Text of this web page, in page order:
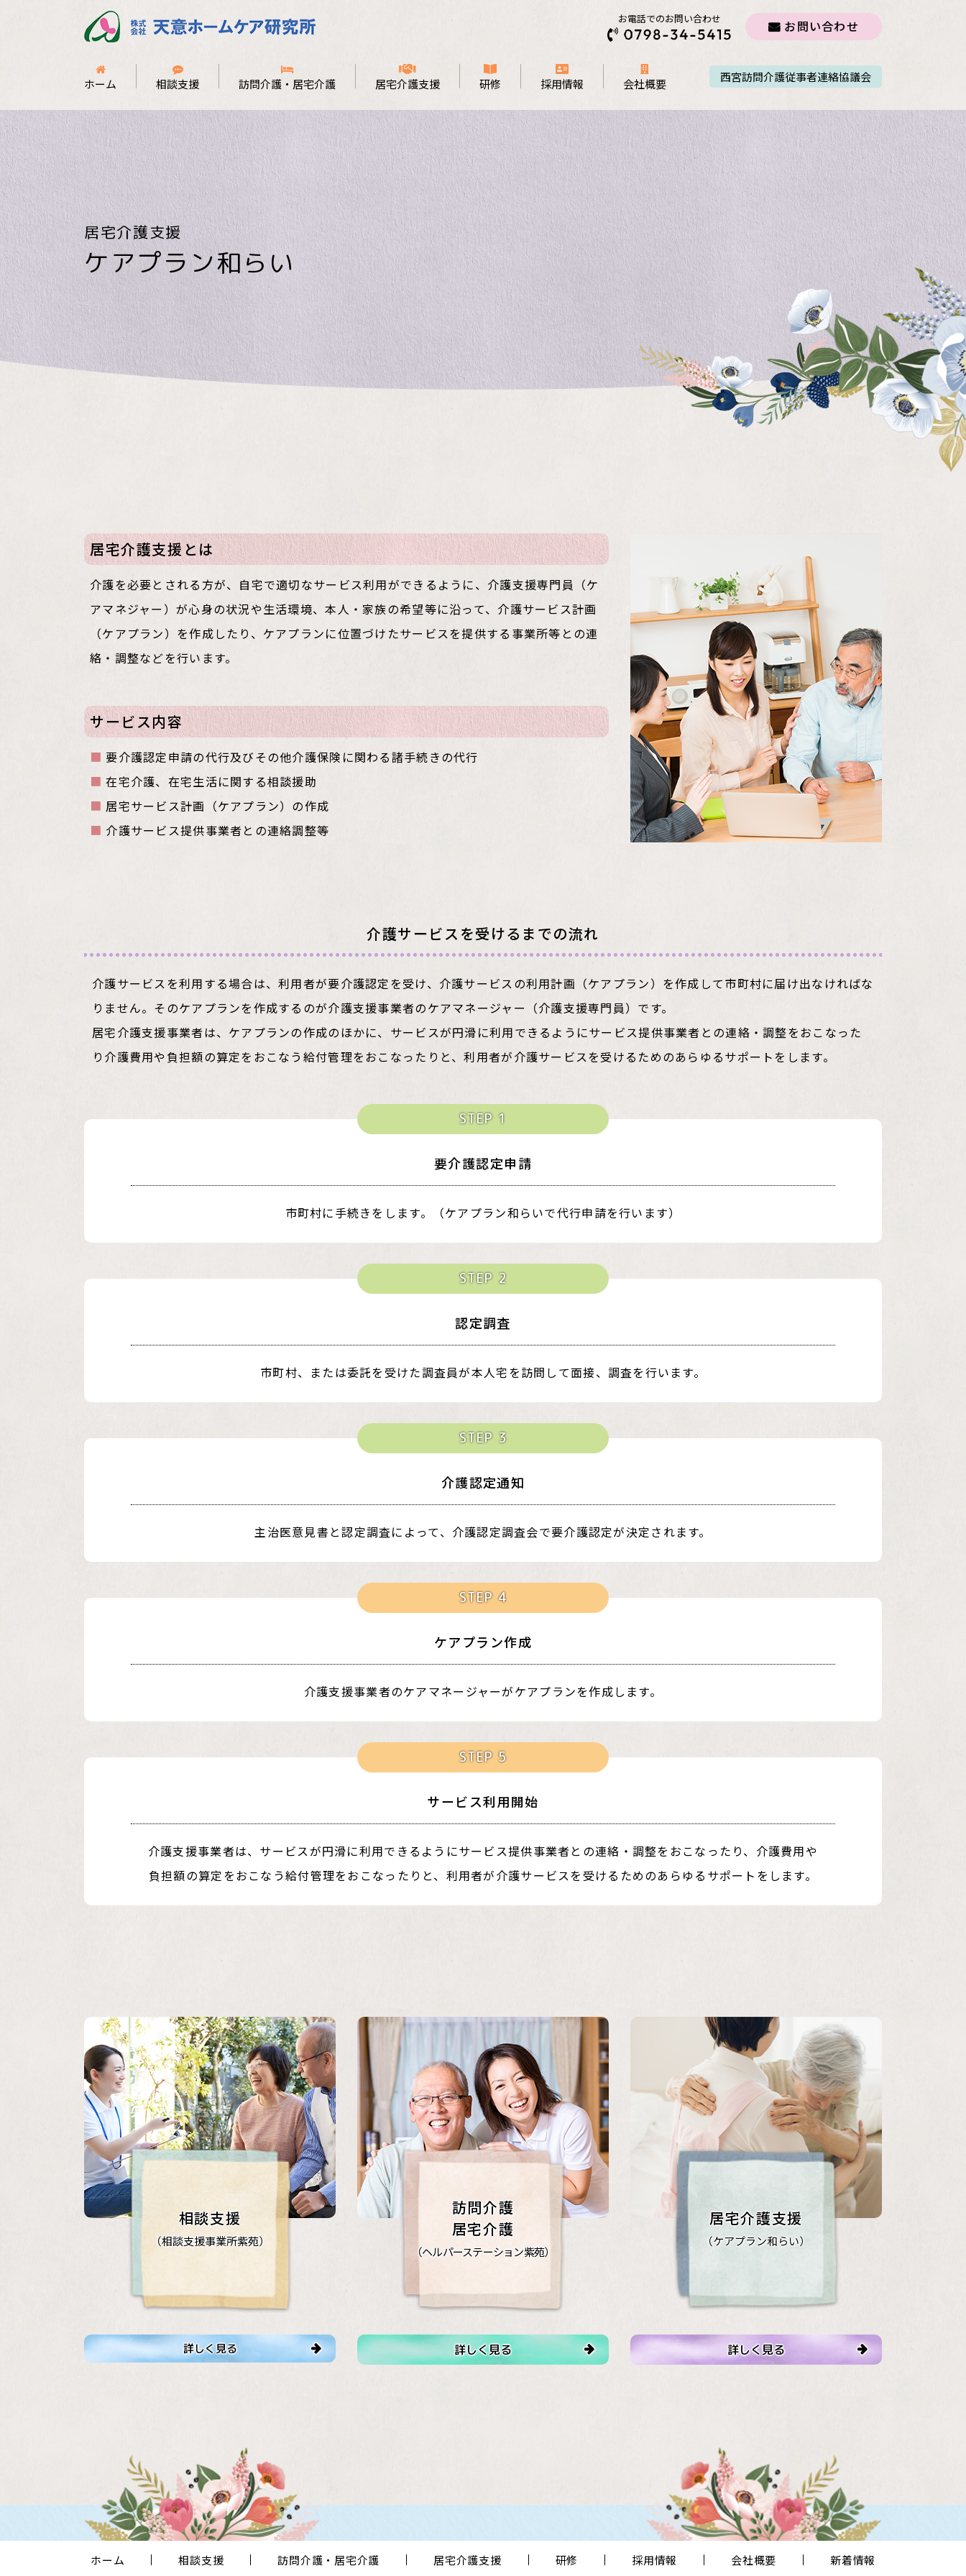
お電話でのお問い合わせ お問い合わせ
ホーム 相談支援 訪問介護・居宅介護 居宅介護支援 研修 採用情報 会社概要 西宮訪問介護従事者連絡協議会
居宅介護支援
ケアプラン和らい
居宅介護支援とは
介護を必要とされる方が、自宅で適切なサービス利用ができるように、介護支援専門員（ケ
アマネジャー）が心身の状況や生活環境、本人・家族の希望等に沿って、介護サービス計画
（ケアプラン）を作成したり、ケアプランに位置づけたサービスを提供する事業所等との連
絡・調整などを行います。
サービス内容
要介護認定申請の代行及びその他介護保険に関わる諸手続きの代行
​​​​​​​在宅介護、在宅生活に関する相談援助
居宅サービス計画（ケアプラン）の作成
介護サービス提供事業者との連絡調整等
介護サービスを受けるまでの流れ
介護サービスを利用する場合は、利用者が要介護認定を受け、介護サービスの利用計画（ケアプラン）を作成して市町村に届け出なければな
りません。そのケアプランを作成するのが介護支援事業者のケアマネージャー（介護支援専門員）です。
居宅介護支援事業者は、ケアプランの作成のほかに、サービスが円滑に利用できるようにサービス提供事業者との連絡・調整をおこなった
り介護費用や負担額の算定をおこなう給付管理をおこなったりと、利用者が介護サービスを受けるためのあらゆるサポートをします。
STEP 1
要介護認定申請
市町村に手続きをします。（ケアプラン和らいで代行申請を行います）
STEP 2
認定調査
市町村、または委託を受けた調査員が本人宅を訪問して面接、調査を行います。
STEP 3
介護認定通知
主治医意見書と認定調査によって、介護認定調査会で要介護認定が決定されます。
STEP 4
ケアプラン作成
介護支援事業者のケアマネージャーがケアプランを作成します。
STEP 5
サービス利用開始
介護支援事業者は、サービスが円滑に利用できるようにサービス提供事業者との連絡・調整をおこなったり、介護費用や
負担額の算定をおこなう給付管理をおこなったりと、利用者が介護サービスを受けるためのあらゆるサポートをします。
相談支援
（相談支援事業所紫苑）
詳しく見る
訪問介護
居宅介護
（ヘルパーステーション紫苑）
詳しく見る
居宅介護支援
（ケアプラン和らい）
詳しく見る
ホーム 相談支援 訪問介護・居宅介護 居宅介護支援 研修 採用情報 会社概要 新着情報